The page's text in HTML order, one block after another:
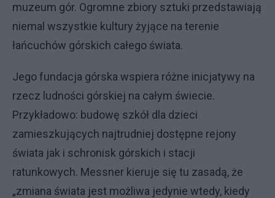
muzeum gór. Ogromne zbiory sztuki przedstawiają
niemal wszystkie kultury żyjące na terenie
łańcuchów górskich całego świata.
Jego fundacja górska wspiera różne inicjatywy na
rzecz ludności górskiej na całym świecie.
Przykładowo: budowę szkół dla dzieci
zamieszkujących najtrudniej dostępne rejony
świata jak i schronisk górskich i stacji
ratunkowych. Messner kieruje się tu zasadą, że
„zmiana świata jest możliwa jedynie wtedy, kiedy